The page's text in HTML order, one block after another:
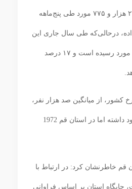
است، اظهار داشت: ۲۱ هزار و ۷۷۵ مورد طی پنج‌ماهه
درحالی‌که طی سال جاری این
عدد به ۲۵ هزار و ۴۸۵ مورد رسیده است و ۱۷ درصد
کشور، از میانگین صد هزار نفر،
1093 مورد تصادف وجود داشته اما در استان قم 1972
قم خاطرنشان کرد: در ارتباط با
جایگاه استان بر اساس فراوانی